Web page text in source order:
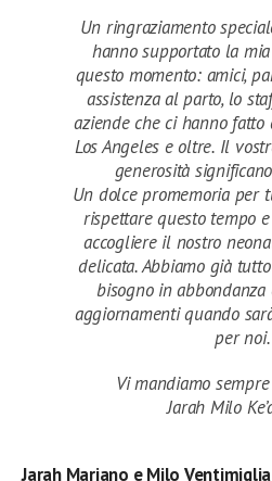
Un ringraziamento
hanno supportato la
questo momento: amici,
assistenza al parto, lo
aziende che ci hanno
Los Angeles e oltre. Il
generosità
Un dolce promemoria per
rispettare questo tempo
accogliere il nostro
delicata. Abbiamo già
bisogno in
aggiornamenti quando
per noi.
Vi mandiamo
Jarah Milo
Jarah Mariano e Milo Ventimiglia